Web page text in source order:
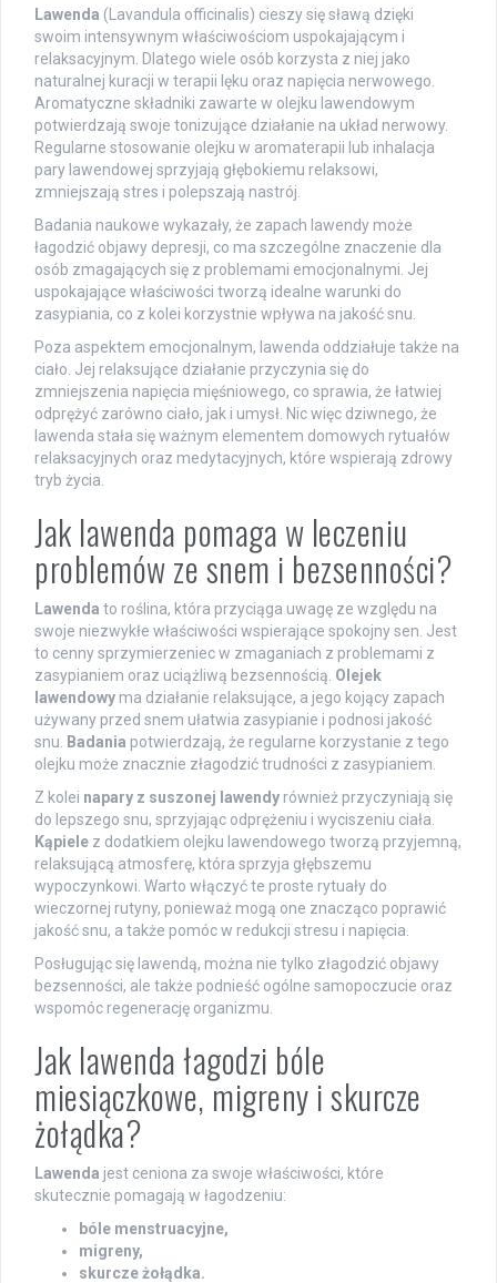
Lawenda (Lavandula officinalis) cieszy się sławą dzięki
swoim intensywnym właściwościom uspokajającym i
relaksacyjnym. Dlatego wiele osób korzysta z niej jako
naturalnej kuracji w terapii lęku oraz napięcia nerwowego.
Aromatyczne składniki zawarte w olejku lawendowym
potwierdzają swoje tonizujące działanie na układ nerwowy.
Regularne stosowanie olejku w aromaterapii lub inhalacja
pary lawendowej sprzyjają głębokiemu relaksowi,
zmniejszają stres i polepszają nastrój.
Badania naukowe wykazały, że zapach lawendy może
łagodzić objawy depresji, co ma szczególne znaczenie dla
osób zmagających się z problemami emocjonalnymi. Jej
uspokajające właściwości tworzą idealne warunki do
zasypiania, co z kolei korzystnie wpływa na jakość snu.
Poza aspektem emocjonalnym, lawenda oddziałuje także na
ciało. Jej relaksujące działanie przyczynia się do
zmniejszenia napięcia mięśniowego, co sprawia, że łatwiej
odprężyć zarówno ciało, jak i umysł. Nic więc dziwnego, że
lawenda stała się ważnym elementem domowych rytuałów
relaksacyjnych oraz medytacyjnych, które wspierają zdrowy
tryb życia.
Jak lawenda pomaga w leczeniu
problemów ze snem i bezsenności?
Lawenda to roślina, która przyciąga uwagę ze względu na
swoje niezwykłe właściwości wspierające spokojny sen. Jest
to cenny sprzymierzeniec w zmaganiach z problemami z
zasypianiem oraz uciążliwą bezsennością. Olejek
lawendowy ma działanie relaksujące, a jego kojący zapach
używany przed snem ułatwia zasypianie i podnosi jakość
snu.
Badania potwierdzają, że regularne korzystanie z tego
olejku może znacznie złagodzić trudności z zasypianiem.
Z kolei napary z suszonej lawendy również przyczyniają się
do lepszego snu, sprzyjając odprężeniu i wyciszeniu ciała.
Kąpiele z dodatkiem olejku lawendowego tworzą przyjemną,
relaksującą atmosferę, która sprzyja głębszemu
wypoczynkowi. Warto włączyć te proste rytuały do
wieczornej rutyny, ponieważ mogą one znacząco poprawić
jakość snu, a także pomóc w redukcji stresu i napięcia.
Posługując się lawendą, można nie tylko złagodzić objawy
bezsenności, ale także podnieść ogólne samopoczucie oraz
wspomóc regenerację organizmu.
Jak lawenda łagodzi bóle
miesiączkowe, migreny i skurcze
żołądka?
Lawenda jest ceniona za swoje właściwości, które
skutecznie pomagają w łagodzeniu:
bóle menstruacyjne,
migreny,
skurcze żołądka.